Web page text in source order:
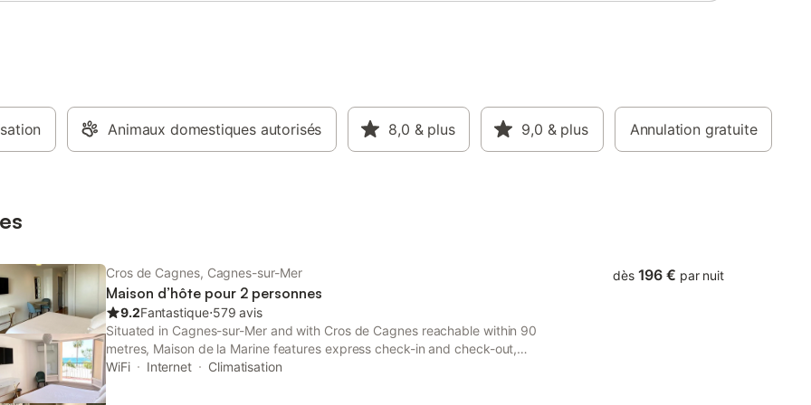
Animaux domestiques autorisés 8,0 & plus 9,0 & plus Annulation gratuite
Cros de Cagnes, Cagnes-sur-Mer
Maison d’hôte pour 2 personnes
9.2Fantastique⋅579 avis
Situated in Cagnes-sur-Mer and with Cros de Cagnes reachable within 90
metres, Maison de la Marine features express check-in and check-out,
soundproof rooms, a terrace, free WiFi and a bar. The property has quiet street
WiFi Internet Climatisation
dès 196 € par nuit